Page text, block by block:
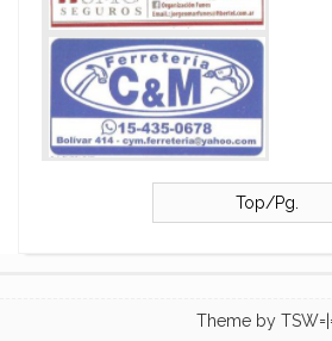
Top/Pg.
Theme by